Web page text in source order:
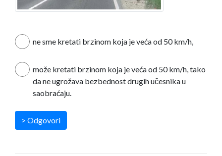
ne sme kretati brzinom koja je veća od 50 km/h,
može kretati brzinom koja je veća od 50 km/h, tako
da ne ugrožava bezbednost drugih učesnika u
saobraćaju.
> Odgovori